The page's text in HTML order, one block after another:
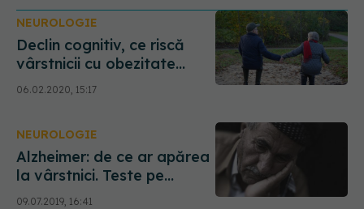
NEUROLOGIE
Declin cognitiv, ce riscă
vârstnicii cu obezitate
abdominală
06.02.2020, 15:17
NEUROLOGIE
Alzheimer: de ce ar apărea
la vârstnici. Teste pe
rozătoare
09.07.2019, 16:41